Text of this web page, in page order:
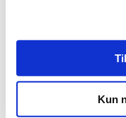
Kun
NYHED
praksis